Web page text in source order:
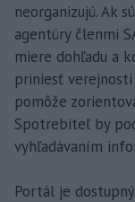
neorganizujú. Ak
agentúry členmi
miere dohľadu a
priniesť
pomôže
Spotrebiteľ by
vyhľadávaním
Portál je